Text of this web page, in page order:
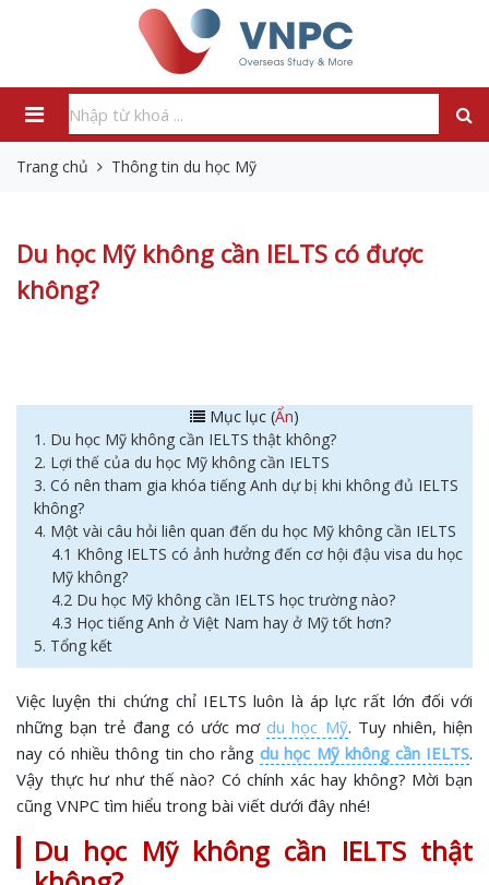
Trang chủ Thông tin du học Mỹ
Du học Mỹ không cần IELTS có được
không?
Mục lục (Ẩn)
1. Du học Mỹ không cần IELTS thật không?
2. Lợi thế của du học Mỹ không cần IELTS
3. Có nên tham gia khóa tiếng Anh dự bị khi không đủ IELTS
không?
4. Một vài câu hỏi liên quan đến du học Mỹ không cần IELTS
4.1 Không IELTS có ảnh hưởng đến cơ hội đậu visa du học
Mỹ không?
4.2 Du học Mỹ không cần IELTS học trường nào?
4.3 Học tiếng Anh ở Việt Nam hay ở Mỹ tốt hơn?
5. Tổng kết
Việc luyện thi chứng chỉ IELTS luôn là áp lực rất lớn đối với
những bạn trẻ đang có ước mơdu học Mỹ. Tuy nhiên, hiện
nay có nhiều thông tin cho rằngdu học Mỹ không cần IELTS.
Vậy thực hư như thế nào? Có chính xác hay không? Mời bạn
cũng VNPC tìm hiểu trong bài viết dưới đây nhé!
Du học Mỹ không cần IELTS thật